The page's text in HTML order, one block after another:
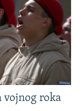
vojnog roka